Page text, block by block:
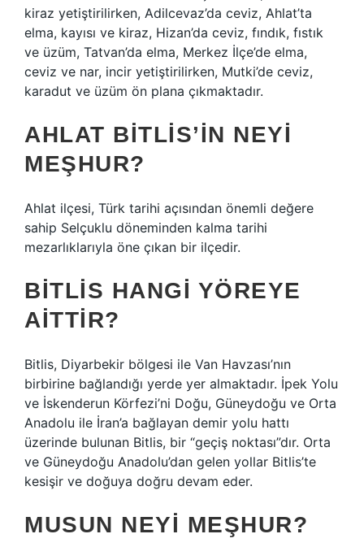
kiraz yetiştirilirken, Adilcevaz’da ceviz, Ahlat’ta
elma, kayısı ve kiraz, Hizan’da ceviz, fındık, fıstık
ve üzüm, Tatvan’da elma, Merkez İlçe’de elma,
ceviz ve nar, incir yetiştirilirken, Mutki’de ceviz,
karadut ve üzüm ön plana çıkmaktadır.
AHLAT BITLIS’IN NEYI
MEŞHUR?
Ahlat ilçesi, Türk tarihi açısından önemli değere
sahip Selçuklu döneminden kalma tarihi
mezarlıklarıyla öne çıkan bir ilçedir.
BITLIS HANGI YÖREYE
AITTIR?
Bitlis, Diyarbekir bölgesi ile Van Havzası’nın
birbirine bağlandığı yerde yer almaktadır. İpek Yolu
ve İskenderun Körfezi’ni Doğu, Güneydoğu ve Orta
Anadolu ile İran’a bağlayan demir yolu hattı
üzerinde bulunan Bitlis, bir “geçiş noktası”dır. Orta
ve Güneydoğu Anadolu’dan gelen yollar Bitlis’te
kesişir ve doğuya doğru devam eder.
MUSUN NEYI MEŞHUR?